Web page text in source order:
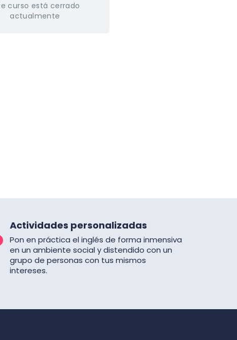
curso está cerrado
actualmente
Actividades personalizadas
Pon en práctica el inglés de forma inmensiva
en un ambiente social y distendido con un
grupo de personas con tus mismos
intereses.